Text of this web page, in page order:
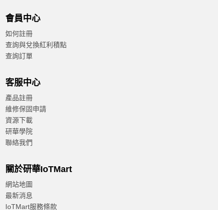
會員中心
如何註冊
查詢與兌換紅利積點
查詢訂單
客服中心
產品註冊
維修保固申請
資源下載
研華學院
聯絡我們
關於研華IoTMart
網站地圖
最新消息
IoTMart服務條款